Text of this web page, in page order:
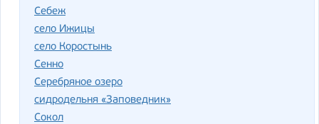
Себеж
село Ижицы
село Коростынь
Сенно
Серебряное озеро
сидродельня «Заповедник»
Сокол